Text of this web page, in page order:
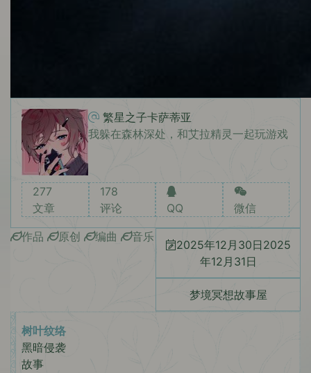
繁星之子卡萨蒂亚
我躲在森林深处，和艾拉精灵一起玩游戏
277
文章
178
评论
QQ 微信
作品 原创 编曲 音乐
2025年12月30日 2025
年12月31日
梦境冥想故事屋
树叶纹络
黑暗侵袭
故事